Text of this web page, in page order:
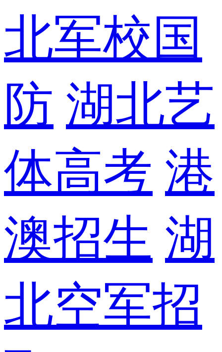
北军校国
防 湖北艺
体高考 港
澳招生 湖
北空军招